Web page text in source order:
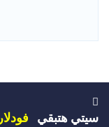
سيتي هتبقي فودلارا